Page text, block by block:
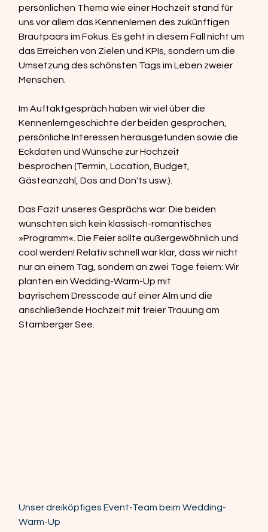
persönlichen Thema wie einer Hochzeit stand für
uns vor allem das Kennenlernen des zukünftigen
Brautpaars im Fokus. Es geht in diesem Fall nicht um
das Erreichen von Zielen und KPIs, sondern um die
Umsetzung des schönsten Tags im Leben zweier
Menschen.
Im Auftaktgespräch haben wir viel über die
Kennenlerngeschichte der beiden gesprochen,
persönliche Interessen herausgefunden sowie die
Eckdaten und Wünsche zur Hochzeit
besprochen (Termin, Location, Budget,
Gästeanzahl, Dos and Don'ts usw.).
Das Fazit unseres Gesprächs war: Die beiden
wünschten sich kein klassisch-romantisches
»Programm«. Die Feier sollte außergewöhnlich und
cool werden! Relativ schnell war klar, dass wir nicht
nur an einem Tag, sondern an zwei Tage feiern: Wir
planten ein Wedding-Warm-Up mit
bayrischem Dresscode auf einer Alm und die
anschließende Hochzeit mit freier Trauung am
Starnberger See.
Unser dreiköpfiges Event-Team beim Wedding-
Warm-Up